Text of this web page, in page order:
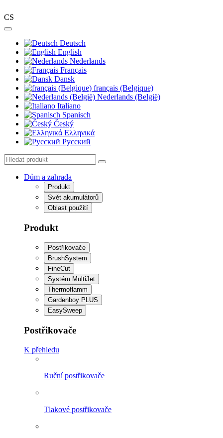
CS
Deutsch
English
Nederlands
Français
Dansk
français (Belgique)
Nederlands (België)
Italiano
Spanisch
Český
Ελληνικά
Pусский
Dům a zahrada
Produkt
Svět akumulátorů
Oblast použití
Produkt
Postřikovače
BrushSystem
FineCut
Systém MultiJet
Thermoflamm
Gardenboy PLUS
EasySweep
Postřikovače
K přehledu
Ruční postřikovače
Tlakové postřikovače